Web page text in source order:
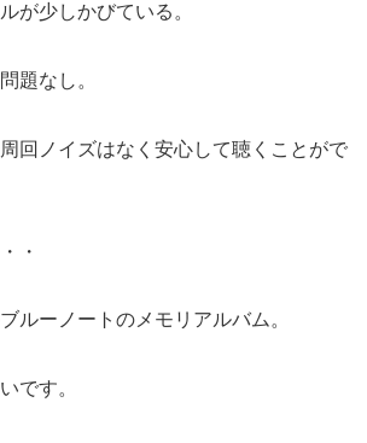
が少しかびている。
題なし。
回ノイズはなく安心して聴くことがで
・
ルーノートのメモリアルバム。
です。